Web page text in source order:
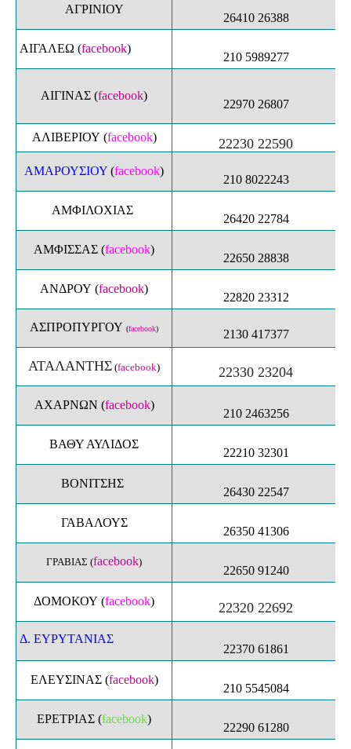
ΑΓΡΙΝΙΟΥ
26410 26388
ΑΙΓΑΛΕΩ (facebook)
210 5989277
ΑΙΓΙΝΑΣ (facebook)
22970 26807
ΑΛΙΒΕΡΙΟΥ (facebook) 22230 22590
ΑΜΑΡΟΥΣΙΟΥ (facebook)
210 8022243
ΑΜΦΙΛΟΧΙΑΣ
26420 22784
ΑΜΦΙΣΣAΣ (facebook)
22650 28838
ΑΝΔΡΟΥ (facebook)
22820 23312
ΑΣΠΡΟΠΥΡΓΟΥ (facebook) 2130 417377
ΑΤΑΛΑΝΤΗΣ (facebook) 22330 23204
ΑΧΑΡΝΩΝ (facebook)
210 2463256
ΒΑΘΥ ΑΥΛΙΔΟΣ
22210 32301
ΒΟΝΙΤΣΗΣ
26430 22547
ΓΑΒΑΛΟΥΣ
26350 41306
ΓΡΑΒΙΑΣ (facebook)
22650 91240
ΔΟΜΟΚΟΥ (facebook) 22320 22692
Δ. ΕΥΡΥΤΑΝΙΑΣ
22370 61861
ΕΛΕΥΣΙΝΑΣ(facebook)
210 5545084
ΕΡΕΤΡΙΑΣ (facebook)
22290 61280